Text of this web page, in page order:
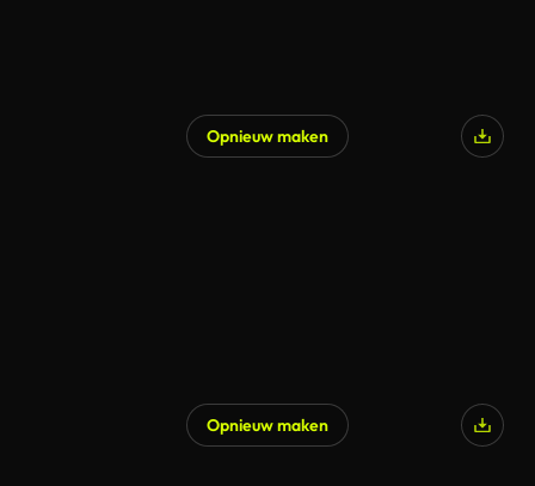
Opnieuw maken
Opnieuw maken